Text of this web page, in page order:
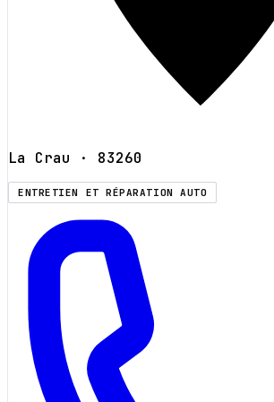
La Crau · 83260
ENTRETIEN ET RÉPARATION AUTO